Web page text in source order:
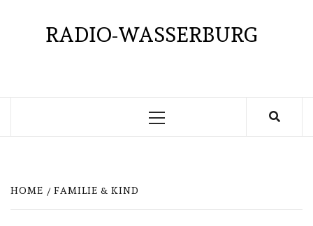
RADIO-WASSERBURG
Primary
HOME FAMILIE & KIND